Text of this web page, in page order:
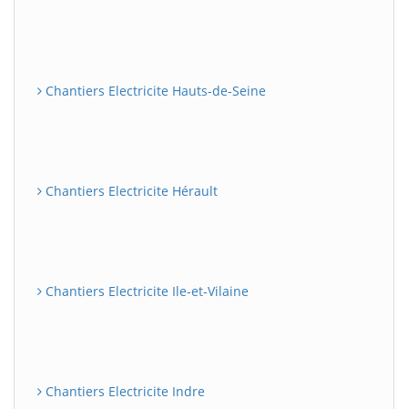
Chantiers Electricite Hauts-de-Seine
Chantiers Electricite Hérault
Chantiers Electricite Ile-et-Vilaine
Chantiers Electricite Indre